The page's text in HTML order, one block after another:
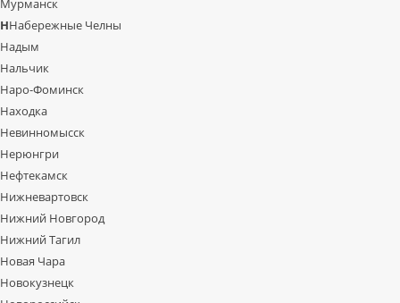
ННабережные Челны
Надым
Нальчик
Наро-Фоминск
Находка
Невинномысск
Нерюнгри
Нефтекамск
Нижневартовск
Нижний Новгород
Нижний Тагил
Новая Чара
Новокузнецк